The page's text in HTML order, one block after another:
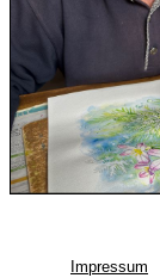
Impressum